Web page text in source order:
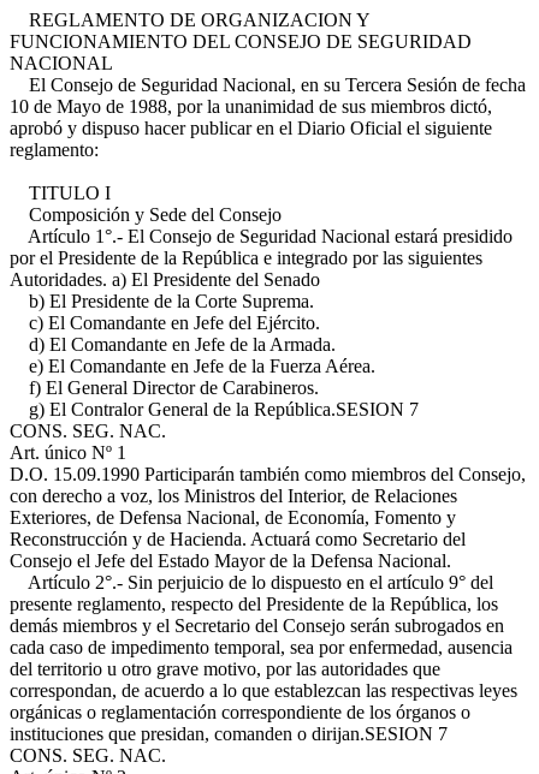
REGLAMENTO DE ORGANIZACION Y
FUNCIONAMIENTO DEL CONSEJO DE SEGURIDAD
NACIONAL
El Consejo de Seguridad Nacional, en su Tercera Sesión de fecha
10 de Mayo de 1988, por la unanimidad de sus miembros dictó,
aprobó y dispuso hacer publicar en el Diario Oficial el siguiente
reglamento:
TITULO I
Composición y Sede del Consejo
Artículo 1°.- El Consejo de Seguridad Nacional estará presidido
por el Presidente de la República e integrado por las siguientes
Autoridades. a) El Presidente del Senado
b) El Presidente de la Corte Suprema.
c) El Comandante en Jefe del Ejército.
d) El Comandante en Jefe de la Armada.
e) El Comandante en Jefe de la Fuerza Aérea.
f) El General Director de Carabineros.
g) El Contralor General de la República.SESION 7
CONS. SEG. NAC.
Art. único Nº 1
D.O. 15.09.1990 Participarán también como miembros del Consejo,
con derecho a voz, los Ministros del Interior, de Relaciones
Exteriores, de Defensa Nacional, de Economía, Fomento y
Reconstrucción y de Hacienda. Actuará como Secretario del
Consejo el Jefe del Estado Mayor de la Defensa Nacional.
Artículo 2°.- Sin perjuicio de lo dispuesto en el artículo 9° del
presente reglamento, respecto del Presidente de la República, los
demás miembros y el Secretario del Consejo serán subrogados en
cada caso de impedimento temporal, sea por enfermedad, ausencia
del territorio u otro grave motivo, por las autoridades que
correspondan, de acuerdo a lo que establezcan las respectivas leyes
orgánicas o reglamentación correspondiente de los órganos o
instituciones que presidan, comanden o dirijan.SESION 7
CONS. SEG. NAC.